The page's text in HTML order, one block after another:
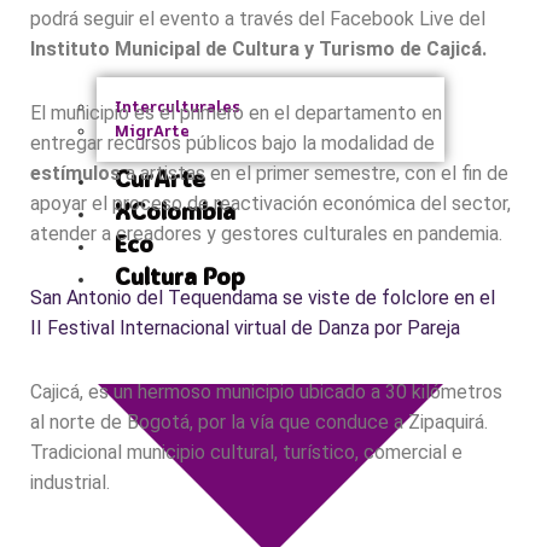
Interculturales
MigrArte
CurArte
XColombia
Eco
Cultura Pop
podrá seguir el evento a través del Facebook Live del
Instituto Municipal de Cultura y Turismo de Cajicá.
El municipio es el primero en el departamento en
entregar recursos públicos bajo la modalidad de
estímulosa artistas en el primer semestre, con el fin de
apoyar el proceso de reactivación económica del sector,
atender a creadores y gestores culturales en pandemia.
San Antonio del Tequendama se viste de folclore en el
II Festival Internacional virtual de Danza por Pareja
Cajicá, es un hermoso municipio ubicado a 30 kilómetros
al norte de Bogotá, por la vía que conduce a Zipaquirá.
Tradicional municipio cultural, turístico, comercial e
industrial.